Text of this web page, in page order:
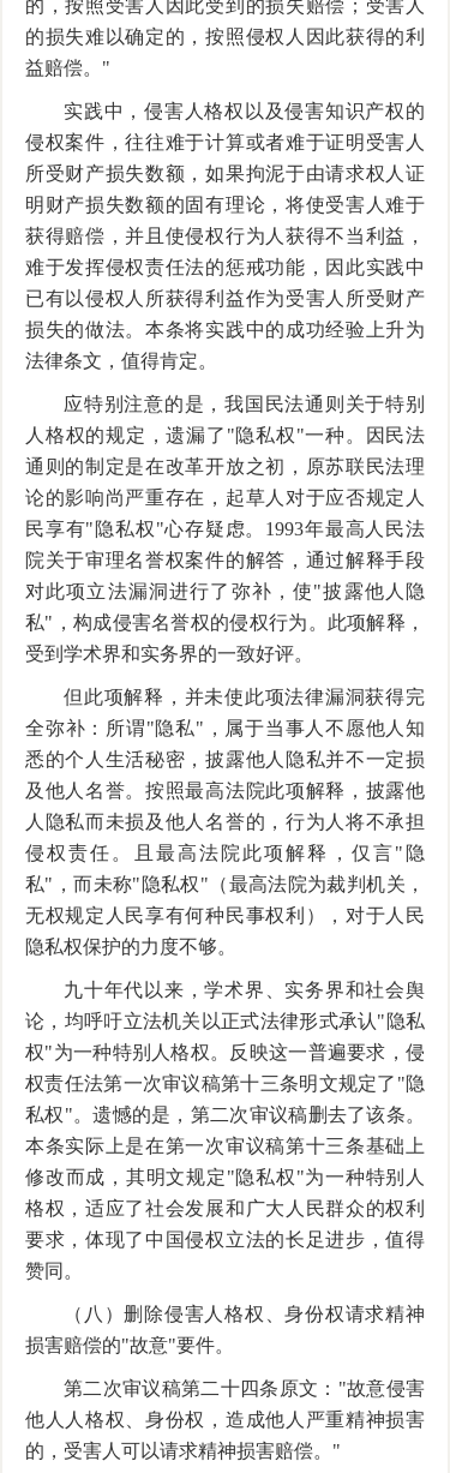
的，按照受害人因此受到的损失赔偿；受害人
的损失难以确定的，按照侵权人因此获得的利
益赔偿。"
实践中，侵害人格权以及侵害知识产权的
侵权案件，往往难于计算或者难于证明受害人
所受财产损失数额，如果拘泥于由请求权人证
明财产损失数额的固有理论，将使受害人难于
获得赔偿，并且使侵权行为人获得不当利益，
难于发挥侵权责任法的惩戒功能，因此实践中
已有以侵权人所获得利益作为受害人所受财产
损失的做法。本条将实践中的成功经验上升为
法律条文，值得肯定。
应特别注意的是，我国民法通则关于特别
人格权的规定，遗漏了"隐私权"一种。因民法
通则的制定是在改革开放之初，原苏联民法理
论的影响尚严重存在，起草人对于应否规定人
民享有"隐私权"心存疑虑。1993年最高人民法
院关于审理名誉权案件的解答，通过解释手段
对此项立法漏洞进行了弥补，使"披露他人隐
私"，构成侵害名誉权的侵权行为。此项解释，
受到学术界和实务界的一致好评。
但此项解释，并未使此项法律漏洞获得完
全弥补：所谓"隐私"，属于当事人不愿他人知
悉的个人生活秘密，披露他人隐私并不一定损
及他人名誉。按照最高法院此项解释，披露他
人隐私而未损及他人名誉的，行为人将不承担
侵权责任。且最高法院此项解释，仅言"隐
私"，而未称"隐私权"（最高法院为裁判机关，
无权规定人民享有何种民事权利），对于人民
隐私权保护的力度不够。
九十年代以来，学术界、实务界和社会舆
论，均呼吁立法机关以正式法律形式承认"隐私
权"为一种特别人格权。反映这一普遍要求，侵
权责任法第一次审议稿第十三条明文规定了"隐
私权"。遗憾的是，第二次审议稿删去了该条。
本条实际上是在第一次审议稿第十三条基础上
修改而成，其明文规定"隐私权"为一种特别人
格权，适应了社会发展和广大人民群众的权利
要求，体现了中国侵权立法的长足进步，值得
赞同。
（八）删除侵害人格权、身份权请求精神
损害赔偿的"故意"要件。
第二次审议稿第二十四条原文："故意侵害
他人人格权、身份权，造成他人严重精神损害
的，受害人可以请求精神损害赔偿。"